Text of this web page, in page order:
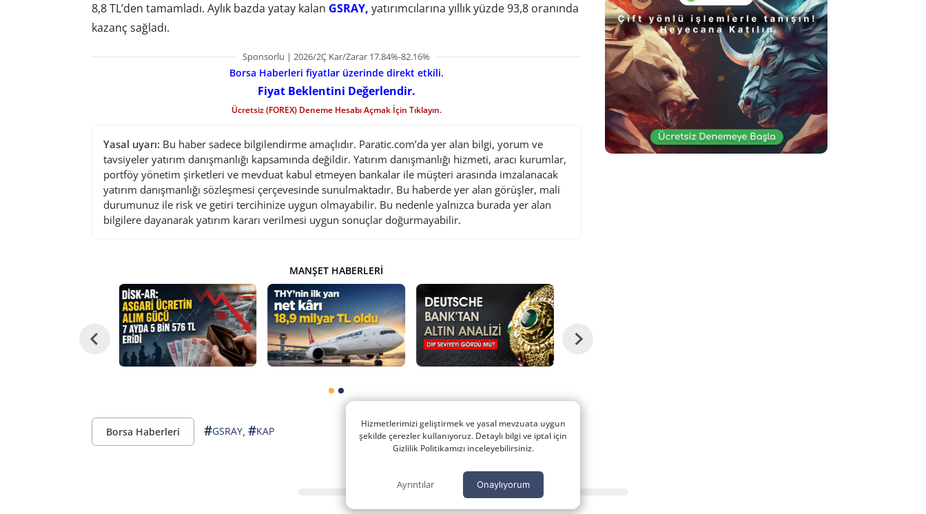
8,8 TL’den tamamladı. Aylık bazda yatay kalan GSRAY, yatırımcılarına yıllık yüzde 93,8 oranında
kazanç sağladı.
Sponsorlu | 2026/2Ç Kar/Zarar 17.84%-82.16%
Borsa Haberleri fiyatlar üzerinde direkt etkili.
Fiyat Beklentini Değerlendir.
Ücretsiz (FOREX) Deneme Hesabı Açmak İçin Tıklayın.
Yasal uyarı: Bu haber sadece bilgilendirme amaçlıdır. Paratic.com’da yer alan bilgi, yorum ve
tavsiyeler yatırım danışmanlığı kapsamında değildir. Yatırım danışmanlığı hizmeti, aracı kurumlar,
portföy yönetim şirketleri ve mevduat kabul etmeyen bankalar ile müşteri arasında imzalanacak
yatırım danışmanlığı sözleşmesi çerçevesinde sunulmaktadır. Bu haberde yer alan görüşler, mali
durumunuz ile risk ve getiri tercihinize uygun olmayabilir. Bu nedenle yalnızca burada yer alan
bilgilere dayanarak yatırım kararı verilmesi uygun sonuçlar doğurmayabilir.
MANŞET HABERLERI
Borsa Haberleri #GSRAY, #KAP
Hizmetlerimizi geliştirmek ve yasal mevzuata uygun
şekilde çerezler kullanıyoruz. Detaylı bilgi ve iptal için
Gizlilik Politikamızı inceleyebilirsiniz.
Ayrıntılar Onaylıyorum